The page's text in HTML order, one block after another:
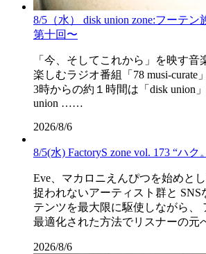
8/5（水） disk union zone:フーテ
第十回〜
「今、そしてこれから」を映す音
楽しむラジオ番組「78 musi-curate
3時からの約１時間は「disk union
union ……
2026/8/6
8/5(水) FactoryS zone vol. 173 “ハク
Eve、マカロニえんぴつを始めと
捉われないアーティスト群と SNS
テンツを最大限に駆使しながら、
最適化された方法でリスナーの
2026/8/6